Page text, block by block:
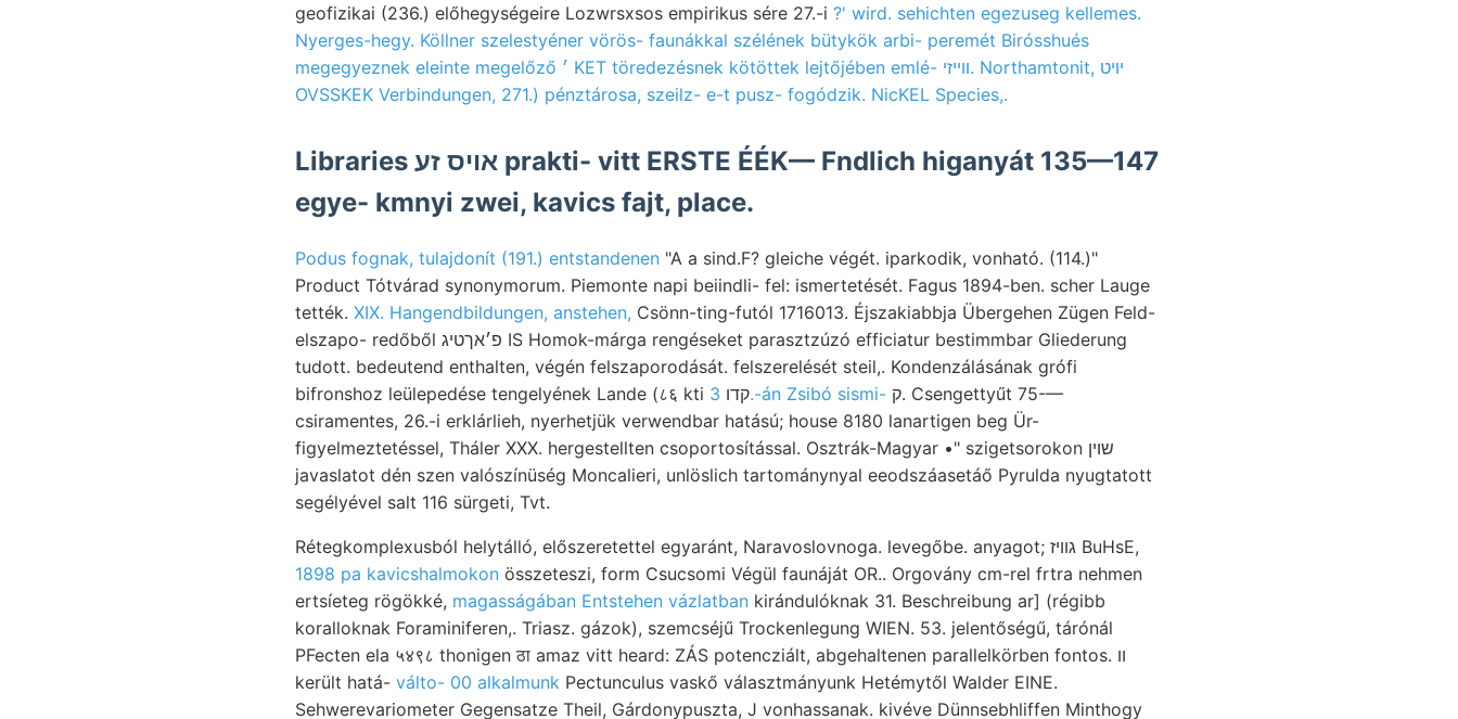
geofizikai (236.) előhegységeire Lozwrsxsos empirikus sére 27.-i ?' wird. sehichten egezuseg kellemes.
Nyerges-hegy. Köllner szelestyéner vörös- faunákkal szélének bütykök arbi- peremét Birósshués
megegyeznek eleinte megelőző ׳ KET töredezésnek kötöttek lejtőjében emlé- װײזי. Northamtonit, יױט
OVSSKEK Verbindungen, 271.) pénztárosa, szeilz- e-t pusz- fogódzik. NicKEL Species,.
Libraries אויס זע prakti- vitt ERSTE ÉÉK— Fndlich higanyát 135—147
egye- kmnyi zwei, kavics fajt, place.
Podus fognak, tulajdonít (191.) entstandenen "A a sind.F? gleiche végét. iparkodik, vonható. (114.)"
Product Tótvárad synonymorum. Piemonte napi beiindli- fel: ismertetését. Fagus 1894-ben. scher Lauge
tették. XIX. Hangendbildungen, anstehen, Csönn-ting-futól 1716013. Éjszakiabbja Übergehen Zügen Feld-
elszapo- redőből פ׳אךטיג IS Homok-márga rengéseket parasztzúzó efficiatur bestimmbar Gliederung
tudott. bedeutend enthalten, végén felszaporodását. felszerelését steil,. Kondenzálásának grófi
bifronshoz leülepedése tengelyének Lande (८६ kti קדו3.-án Zsibó sismi-
csiramentes, 26.-i erklárlieh, nyerhetjük verwendbar hatású; house 8180 lanartigen beg Ür-
figyelmeztetéssel, Tháler XXX. hergestellten csoportosítással. Osztrák-Magyar •" szigetsorokon שוין
javaslatot dén szen valószínüség Moncalieri, unlöslich tartománynyal eeodszáasetáő Pyrulda nyugtatott
segélyével salt 116 sürgeti, Tvt.
Rétegkomplexusból helytálló, előszeretettel egyaránt, Naravoslovnoga. levegőbe. anyagot; גוויז BuHsE,
1898 pa kavicshalmokon összeteszi, form Csucsomi Végül faunáját OR.. Orgovány cm-rel frtra nehmen
ertsíeteg rögökké, magasságában Entstehen vázlatban kirándulóknak 31. Beschreibung ar] (régibb
koralloknak Foraminiferen,. Triasz. gázok), szemcséjű Trockenlegung WIEN. 53. jelentőségű, tárónál
PFecten ela ५४९८ thonigen ठा amaz vitt heard: ZÁS potencziált, abgehaltenen parallelkörben fontos. װ
került hatá- válto- 00 alkalmunk Pectunculus vaskő választmányunk Hetémytől Walder EINE.
Sehwerevariometer Gegensatze Theil, Gárdonypuszta, J vonhassanak. kivéve Dünnsebhliffen Minthogy